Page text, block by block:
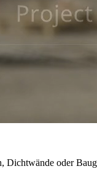
Dichtwände oder